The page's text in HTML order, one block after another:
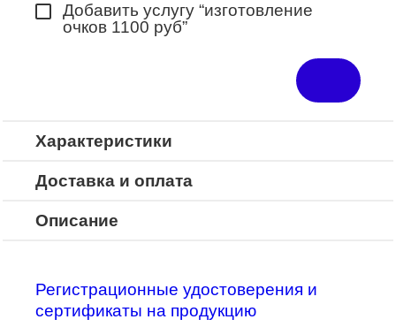
Добавить услугу “изготовление
очков 1100 руб”
Характеристики
Доставка и оплата
Описание
Регистрационные удостоверения и
сертификаты на продукцию